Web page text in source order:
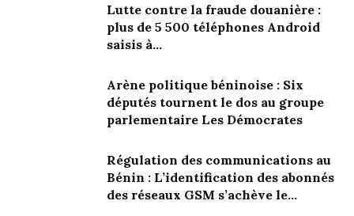
Lutte contre la fraude douanière :
plus de 5 500 téléphones Android
saisis à...
Arène politique béninoise : Six
députés tournent le dos au groupe
parlementaire Les Démocrates
Régulation des communications au
Bénin : L’identification des abonnés
des réseaux GSM s’achève le...